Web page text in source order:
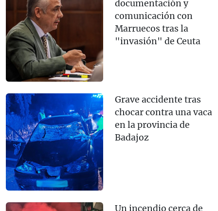
documentación y
comunicación con
Marruecos tras la
"invasión" de Ceuta
Grave accidente tras
chocar contra una vaca
en la provincia de
Badajoz
Un incendio cerca de